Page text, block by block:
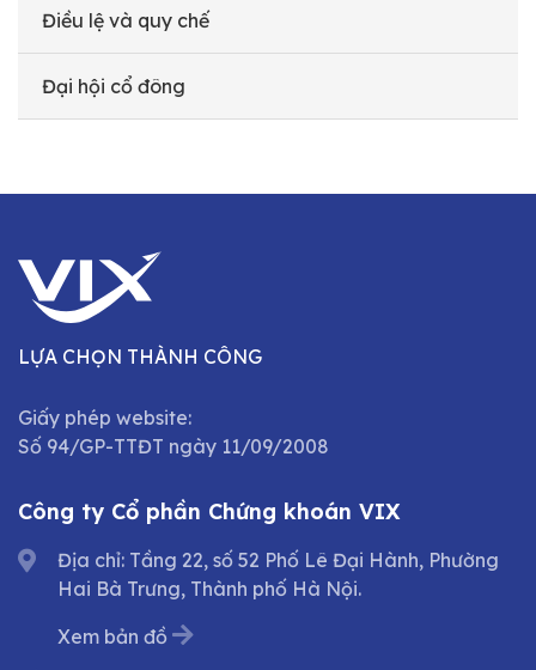
Điều lệ và quy chế
Đại hội cổ đông
LỰA CHỌN THÀNH CÔNG
Giấy phép website:
Số 94/GP-TTĐT ngày 11/09/2008
Công ty Cổ phần Chứng khoán VIX
Địa chỉ: Tầng 22, số 52 Phố Lê Đại Hành, Phường
Hai Bà Trưng, Thành phố Hà Nội.
Xem bản đồ